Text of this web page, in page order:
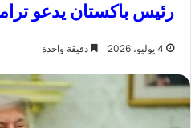
رئيس باكستان يدعو
4 يوليو، 2026 دقيقة واحدة